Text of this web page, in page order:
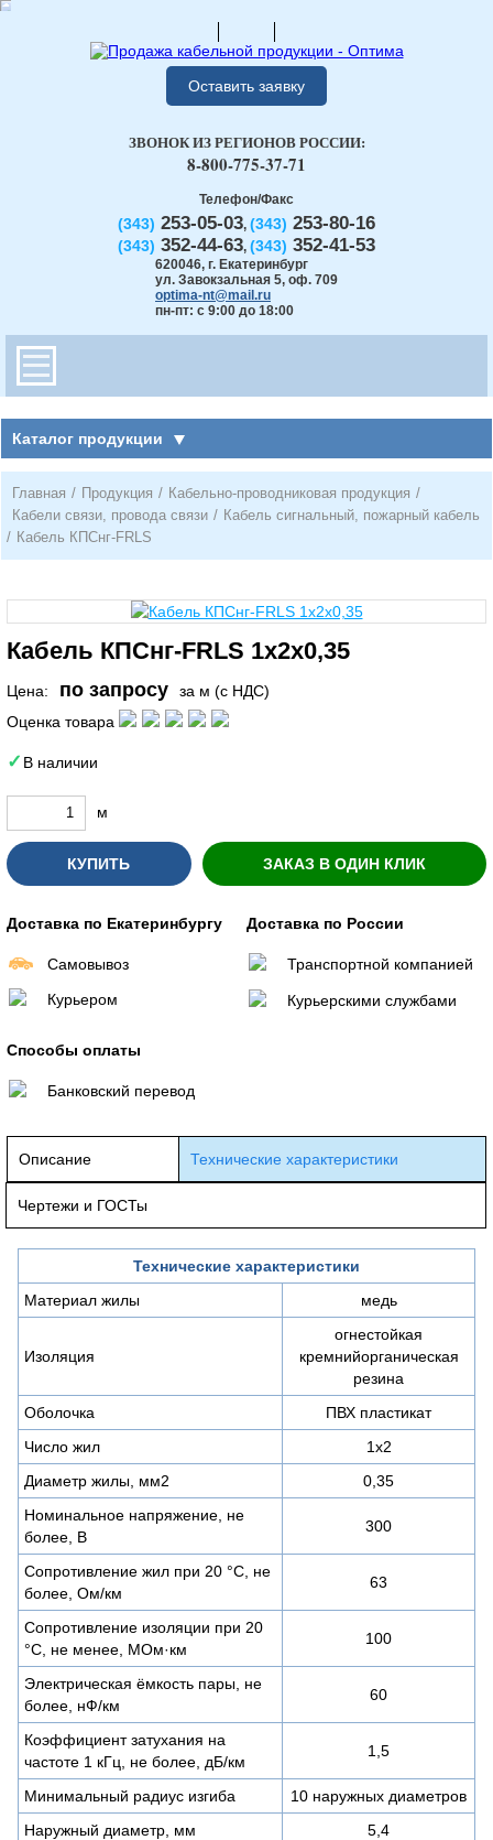
Оставить заявку
Телефон/Факс
(343) 253-05-03, (343) 253-80-16
(343) 352-44-63, (343) 352-41-53
620046, г. Екатеринбург
ул. Завокзальная 5, оф. 709
optima-nt@mail.ru
пн-пт: с 9:00 до 18:00
ЗВОНОК ИЗ РЕГИОНОВ РОССИИ:
8-800-775-37-71
Каталог продукции
Главная / Продукция / Кабельно-проводниковая продукция /
Кабели связи, провода связи / Кабель сигнальный, пожарный кабель
/ Кабель КПСнг-FRLS
Кабель КПСнг-FRLS 1х2х0,35
Цена: по запросу
за м (с НДС)
Оценка товара
В наличии
м
КУПИТЬ ЗАКАЗ В ОДИН КЛИК
Доставка по Екатеринбургу
Самовывоз
Курьером
Доставка по России
Транспортной компанией
Курьерскими службами
Способы оплаты
Банковский перевод
Описание Технические характеристики
Чертежи и ГОСТы
Технические характеристики
Материал жилы
медь
Изоляция
огнестойкая
кремнийорганическая
резина
Оболочка
ПВХ пластикат
Число жил
1х2
Диаметр жилы, мм2
0,35
Номинальное напряжение, не
более, В
300
Сопротивление жил при 20 °С, не
более, Ом/км
63
Сопротивление изоляции при 20
°С, не менее, МОм·км
100
Электрическая ёмкость пары, не
более, нФ/км
60
Коэффициент затухания на
частоте 1 кГц, не более, дБ/км
1,5
Минимальный радиус изгиба
10 наружных диаметров
Наружный диаметр, мм
5,4